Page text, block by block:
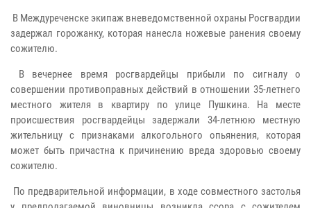
В Междуреченске экипаж вневедомственной охраны Росгвардии
задержал горожанку, которая нанесла ножевые ранения своему
сожителю.
В вечернее время росгвардейцы прибыли по сигналу о
совершении противоправных действий в отношении 35-летнего
местного жителя в квартиру по улице Пушкина. На месте
происшествия росгвардейцы задержали 34-летнюю местную
жительницу с признаками алкогольного опьянения, которая
может быть причастна к причинению вреда здоровью своему
сожителю.
По предварительной информации, в ходе совместного застолья